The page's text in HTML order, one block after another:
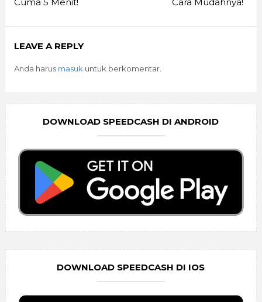
LEAVE A REPLY
Anda harus masuk untuk berkomentar.
DOWNLOAD SPEEDCASH DI ANDROID
DOWNLOAD SPEEDCASH DI IOS